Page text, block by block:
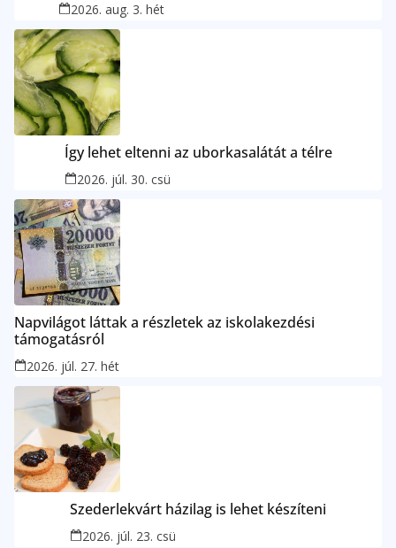
2026. aug. 3. hét
Így lehet eltenni az uborkasalátát a télre
2026. júl. 30. csü
Napvilágot láttak a részletek az iskolakezdési
támogatásról
2026. júl. 27. hét
Szederlekvárt házilag is lehet készíteni
2026. júl. 23. csü